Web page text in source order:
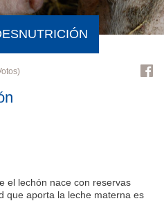
el lechón nace con reservas
que aporta la leche materna es